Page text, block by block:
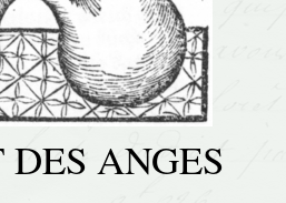
ANGES